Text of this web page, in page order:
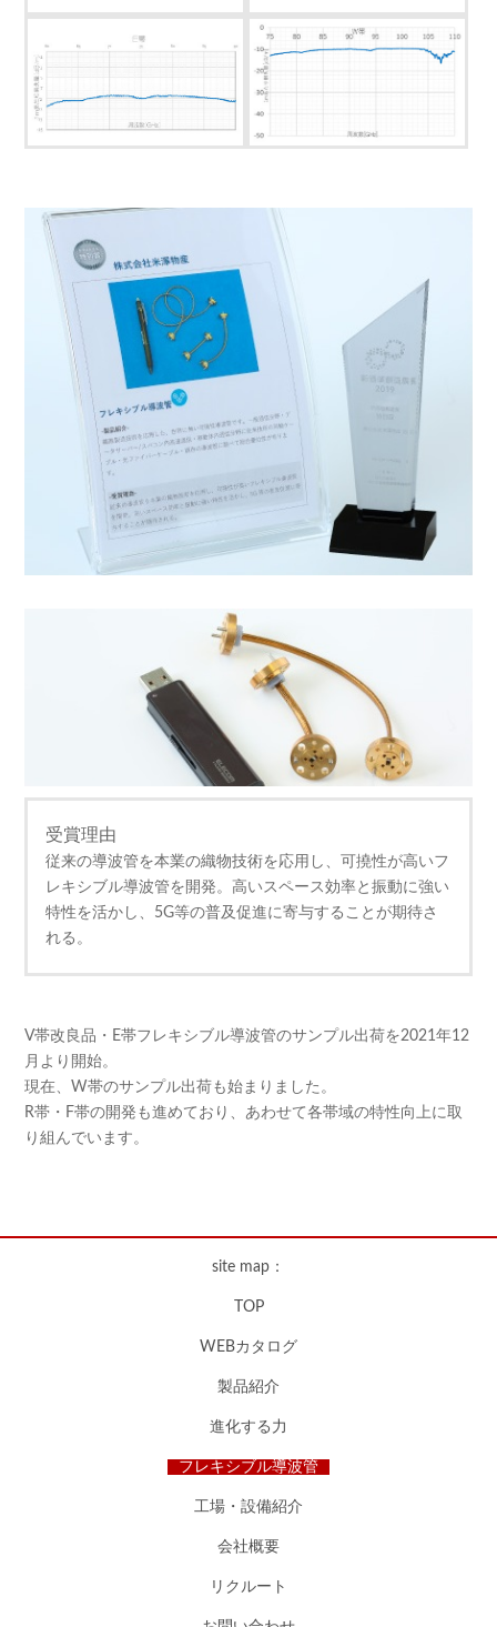
受賞理由
従来の導波管を本業の織物技術を応用し、可撓性が高いフ
レキシブル導波管を開発。高いスペース効率と振動に強い
特性を活かし、5G等の普及促進に寄与することが期待さ
れる。
V帯改良品・E帯フレキシブル導波管のサンプル出荷を2021年12
月より開始。
現在、W帯のサンプル出荷も始まりました。
R帯・F帯の開発も進めており、あわせて各帯域の特性向上に取
り組んでいます。
site map：
TOP
WEBカタログ
製品紹介
進化する力
フレキシブル導波管
工場・設備紹介
会社概要
リクルート